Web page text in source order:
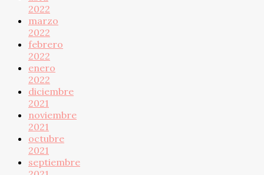
2022
marzo
2022
febrero
2022
enero
2022
diciembre
2021
noviembre
2021
octubre
2021
septiembre